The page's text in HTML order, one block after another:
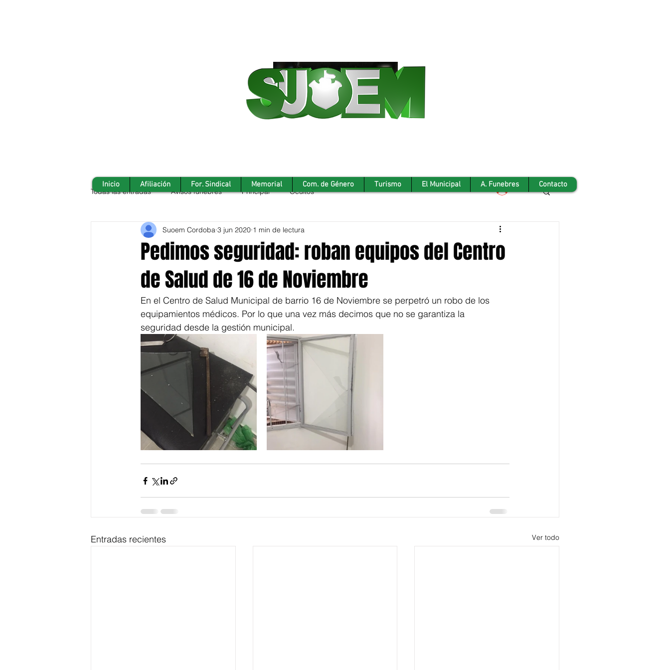
Todas las entradas Avisos fúnebres Principal Ocultos
Pedimos seguridad: roban equipos del Centro
de Salud de 16 de Noviembre
Suoem Cordoba 3 jun 2020 1 min de lectura
En el Centro de Salud Municipal de barrio 16 de Noviembre se perpetró un robo de los
equipamientos médicos. Por lo que una vez más decimos que no se garantiza la
seguridad desde la gestión municipal.
Entradas recientes Ver todo
Iniciar sesión
Inicio Afiliación For. Sindical Memorial Com. de Género Turismo El Municipal A. Funebres Contacto